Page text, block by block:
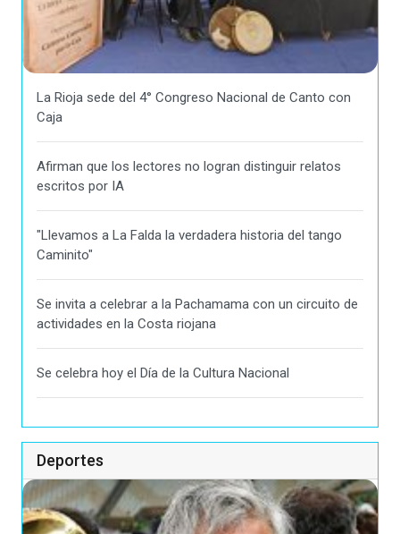
La Rioja sede del 4° Congreso Nacional de Canto con
Caja
Afirman que los lectores no logran distinguir relatos
escritos por IA
"Llevamos a La Falda la verdadera historia del tango
Caminito"
Se invita a celebrar a la Pachamama con un circuito de
actividades en la Costa riojana
Se celebra hoy el Día de la Cultura Nacional
Deportes